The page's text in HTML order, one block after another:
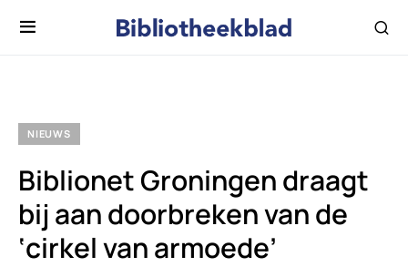
NIEUWS
Biblionet Groningen draagt
bij aan doorbreken van de
‘cirkel van armoede’